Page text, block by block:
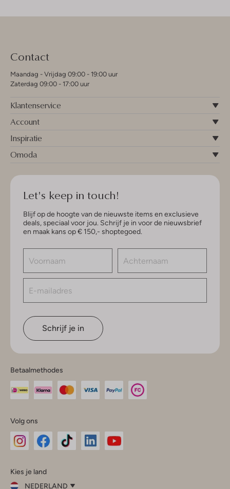
Contact
Maandag - Vrijdag 09:00 - 19:00 uur
Zaterdag 09:00 - 17:00 uur
Klantenservice
Account
Inspiratie
Omoda
Let's keep in touch!
Blijf op de hoogte van de nieuwste items en exclusieve
deals, speciaal voor jou. Schrijf je in voor de nieuwsbrief
en maak kans op € 150,- shoptegoed.
Schrijf je in
Betaalmethodes
Volg ons
InstagramFacebook
Kies je land
NEDERLAND